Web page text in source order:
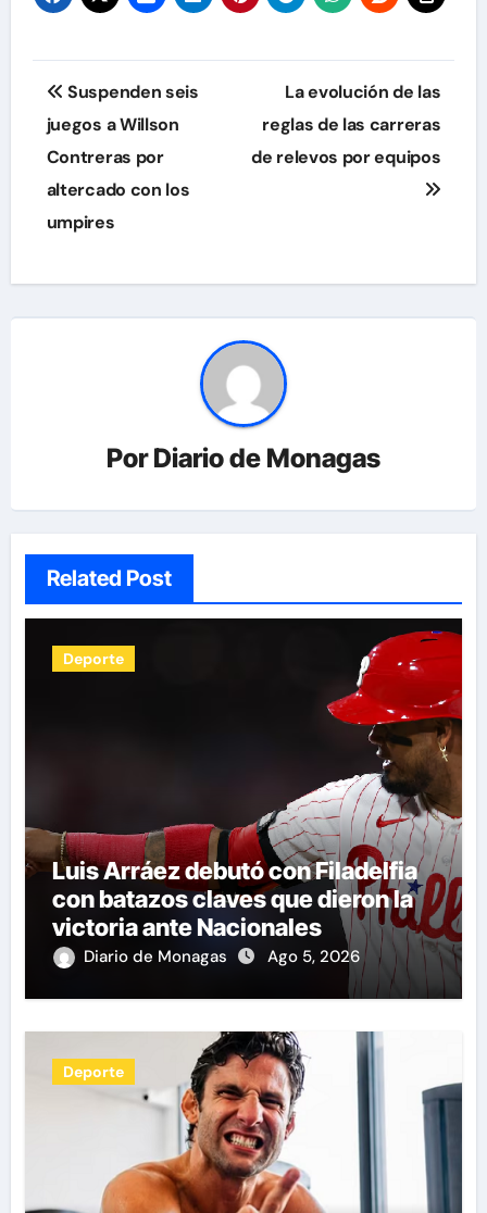
Navegación
de
entradas
Suspenden seis
juegos a Willson
Contreras por
altercado con los
umpires
La evolución de las
reglas de las carreras
de relevos por equipos
PorDiario de Monagas
Related Post
Deporte
Luis Arráez debutó con Filadelfia
con batazos claves que dieron la
victoria ante Nacionales
Diario de Monagas Ago 5, 2026
Deporte